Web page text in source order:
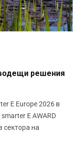
водещи решения
E Europe 2026 в
E AWARD
сектора на